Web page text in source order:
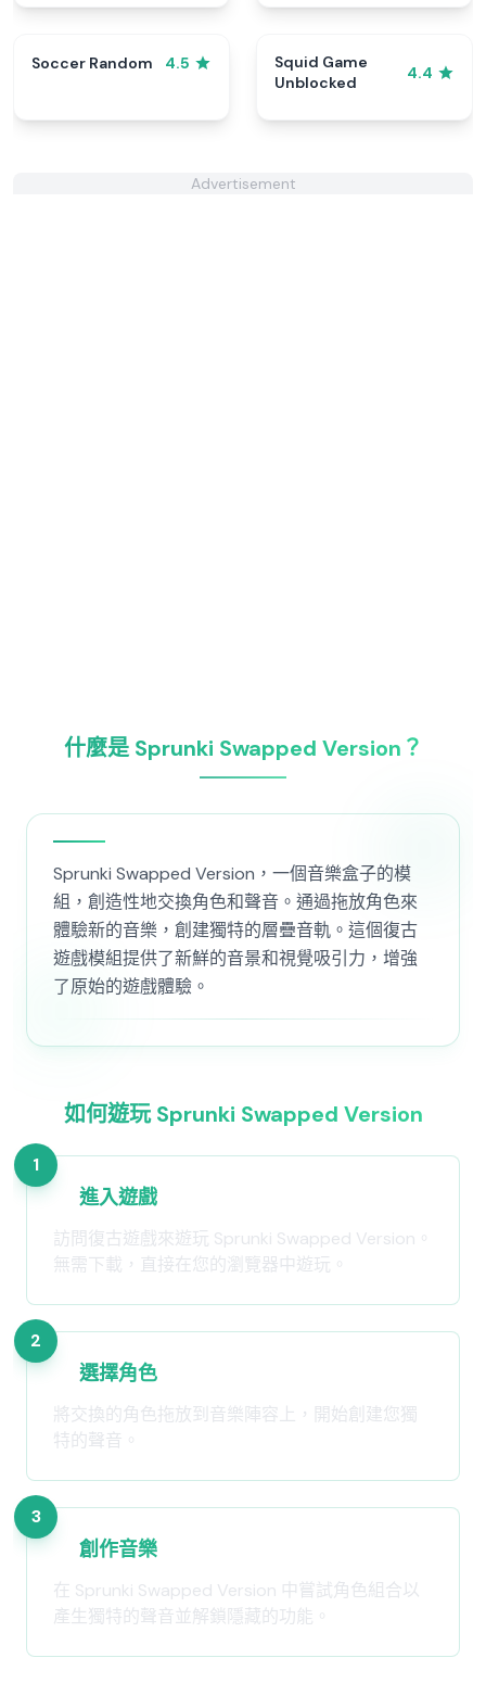
Soccer Random 4.5
Squid Game
Unblocked
4.4
Advertisement
什麼是 Sprunki Swapped Version？
Sprunki Swapped Version，一個音樂盒子的模
組，創造性地交換角色和聲音。通過拖放角色來
體驗新的音樂，創建獨特的層疊音軌。這個復古
遊戲模組提供了新鮮的音景和視覺吸引力，增強
了原始的遊戲體驗。
如何遊玩 Sprunki Swapped Version
1
進入遊戲
訪問復古遊戲來遊玩 Sprunki Swapped Version。
無需下載，直接在您的瀏覽器中遊玩。
2
選擇角色
將交換的角色拖放到音樂陣容上，開始創建您獨
特的聲音。
3
創作音樂
在 Sprunki Swapped Version 中嘗試角色組合以
產生獨特的聲音並解鎖隱藏的功能。